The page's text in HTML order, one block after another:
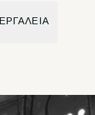
ΕΡΓΑΛΕΙΑ